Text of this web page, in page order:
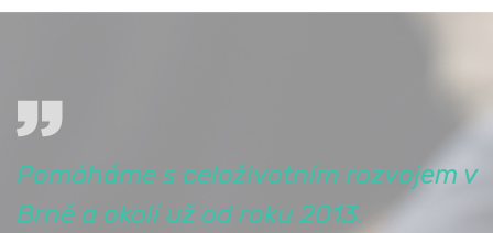
Pomáháme s celoživotním rozvojem v
Brně a okolí už od roku 2013.